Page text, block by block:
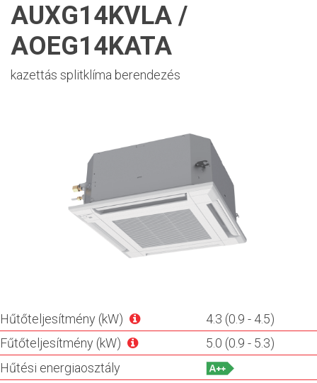
AUXG14KVLA /
AOEG14KATA
kazettás splitklíma berendezés
Hűtőteljesítmény (kW)
4.3 (0.9 - 4.5)
Fűtőteljesítmény (kW)
5.0 (0.9 - 5.3)
Hűtési energiaosztály